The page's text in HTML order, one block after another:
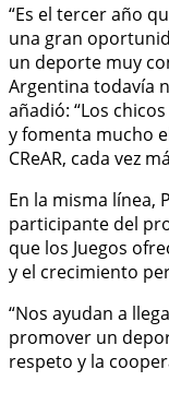
“Es el tercer año
una gran
un deporte muy
Argentina todavía
añadió: “Los
y fomenta mucho
CReAR, cada vez
En la misma línea,
participante del
que los Juegos
y el crecimiento
“Nos ayudan a
promover un
respeto y la